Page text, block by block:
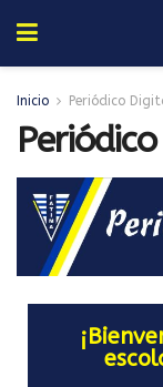
Inicio Periódico